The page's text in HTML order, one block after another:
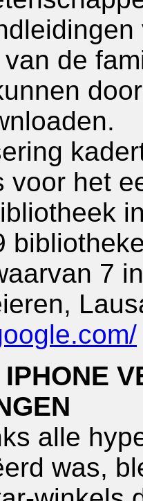
de
voor het
7
alle
was,